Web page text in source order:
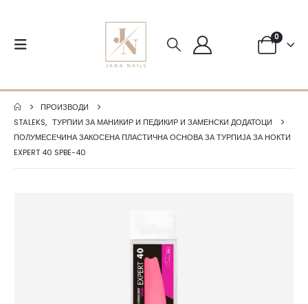
0
ПРОИЗВОДИ
STALEKS, ТУРПИИ ЗА МАНИКИР И ПЕДИКИР И ЗАМЕНСКИ ДОДАТОЦИ
ПОЛУМЕСЕЧИНА ЗАКОСЕНА ПЛАСТИЧНА ОСНОВА ЗА ТУРПИЈА ЗА НОКТИ
EXPERT 40 SPBE-40